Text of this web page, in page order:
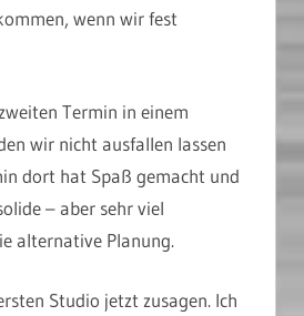
wenn wir fest
Termin in einem
wir nicht ausfallen lassen
dort hat Spaß gemacht und
– aber sehr viel
alternative Planung.
Studio jetzt zusagen. Ich